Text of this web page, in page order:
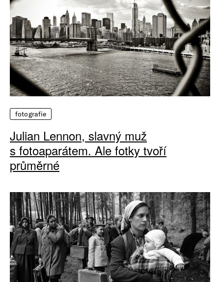
fotografie
Julian Lennon, slavný muž
s fotoaparátem. Ale fotky tvoří
průměrné